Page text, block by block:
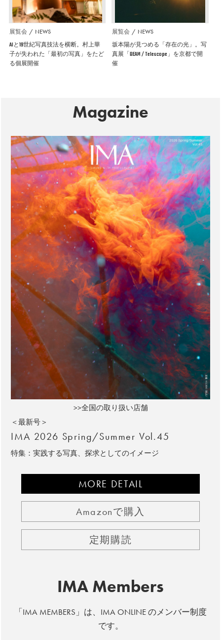
展覧会 NEWS
AIと19世紀写真技法を横断。村上華
子が失われた「最初の写真」をたど
る個展開催
展覧会 NEWS
坂本陽が見つめる「存在の光」。写
真展「BEAM / Telescope」を京都で開
催
Magazine
>>全国の取り扱い店舗
＜最新号＞
IMA 2026 Spring/Summer Vol.45
特集：実践する写真、探求としてのイメージ
MORE DETAIL
Amazonで購入
定期購読
IMA Members
「IMA MEMBERS」は、IMA ONLINE のメンバー制度
です。